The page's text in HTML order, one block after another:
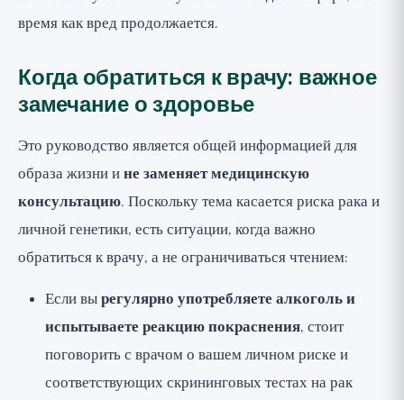
время как вред продолжается.
Когда обратиться к врачу: важное
замечание о здоровье
Это руководство является общей информацией для
образа жизни ине заменяет медицинскую
консультацию. Поскольку тема касается риска рака и
личной генетики, есть ситуации, когда важно
обратиться к врачу, а не ограничиваться чтением:
Если вырегулярно употребляете алкоголь и
испытываете реакцию покраснения, стоит
поговорить с врачом о вашем личном риске и
соответствующих скрининговых тестах на рак